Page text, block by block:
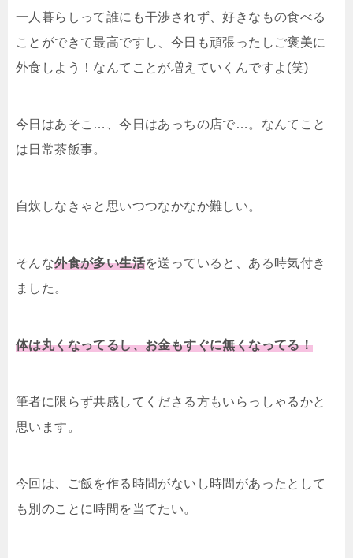
一人暮らしって誰にも干渉されず、好きなもの食べる
ことができて最高ですし、今日も頑張ったしご褒美に
外食しよう！なんてことが増えていくんですよ(笑)
今日はあそこ…、今日はあっちの店で…。なんてこと
は日常茶飯事。
自炊しなきゃと思いつつなかなか難しい。
そんな外食が多い生活を送っていると、ある時気付き
ました。
体は丸くなってるし、お金もすぐに無くなってる！
筆者に限らず共感してくださる方もいらっしゃるかと
思います。
今回は、ご飯を作る時間がないし時間があったとして
も別のことに時間を当てたい。